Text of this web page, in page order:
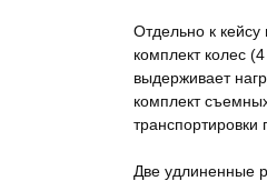
Отдельно к
комплект колес
выдерживает
комплект
транспортировки
Две удлиненные